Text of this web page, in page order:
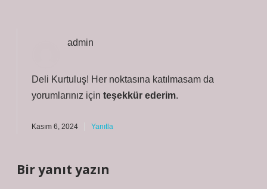
admin
Deli Kurtuluş! Her noktasına katılmasam da
yorumlarınız için teşekkür ederim.
Kasım 6, 2024 Yanıtla
Bir yanıt yazın